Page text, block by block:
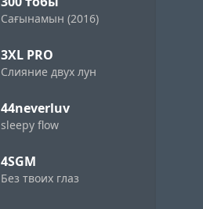
Сағынамын (2016)
3XL PRO
Слияние двух лун
44neverluv
sleepy flow
4SGM
Без твоих глаз